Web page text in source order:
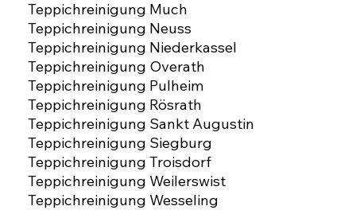
Teppichreinigung Much
Teppichreinigung Neuss
Teppichreinigung Niederkassel
Teppichreinigung Overath
Teppichreinigung Pulheim
Teppichreinigung Rösrath
Teppichreinigung Sankt Augustin
Teppichreinigung Siegburg
Teppichreinigung Troisdorf
Teppichreinigung Weilerswist
Teppichreinigung Wesseling